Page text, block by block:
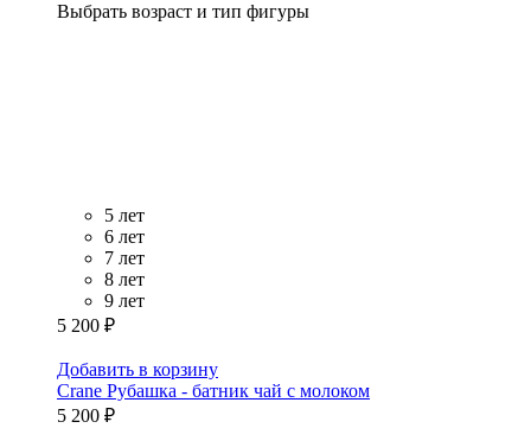
Выбрать возраст и тип фигуры
5 лет
6 лет
7 лет
8 лет
9 лет
5 200 ₽
Добавить в корзину
Crane Рубашка - батник чай с молоком
5 200 ₽